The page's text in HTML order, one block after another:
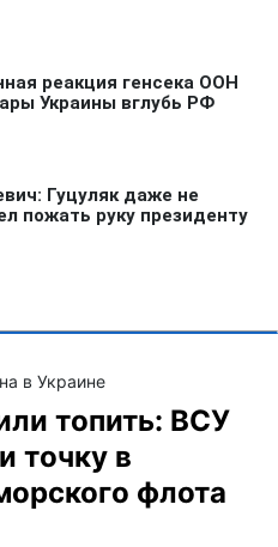
в Украине
топить: ВСУ
точку в
флота